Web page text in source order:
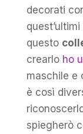
decorati
questo
crearlo ho
maschile e
è così
spiegherò